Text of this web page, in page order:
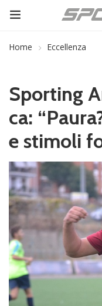
Home Eccellenza
Sporting
ca:
e stimoli